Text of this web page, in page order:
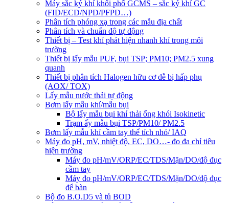
Máy sắc ký khí khối phổ GCMS – sắc ký khí GC
(FID/ECD/NPD/PFPD…)
Phân tích phóng xạ trong các mẫu địa chất
Phân tích và chuẩn độ tự động
Thiết bị – Test khí phát hiện nhanh khí trong môi
trường
Thiết bị lấy mẫu PUF, bụi TSP; PM10; PM2.5 xung
quanh
Thiết bị phân tích Halogen hữu cơ dễ bị hấp phụ
(AOX/ TOX)
Lấy mẫu nước thải tự động
Bơm lấy mẫu khí/mẫu bụi
Bộ lấy mẫu bụi khí thải ống khói Isokinetic
Trạm ấy mẫu bụi TSP/PM10/ PM2.5
Bơm lấy mẫu khí cầm tay thể tích nhỏ/ IAQ
Máy đo pH, mV, nhiệt độ, EC, DO…- đo đa chỉ tiêu
hiện trường
Máy đo pH/mV/ORP/EC/TDS/Mặn/DO/độ đục
cầm tay
Máy đo pH/mV/ORP/EC/TDS/Mặn/DO/độ đục
để bàn
Bộ đo B.O.D5 và tủ BOD